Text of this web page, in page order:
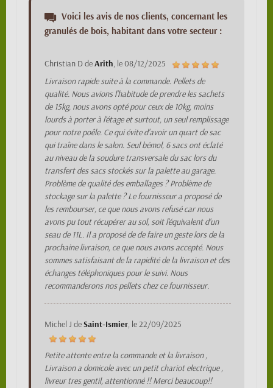
Voici les avis de nos clients, concernant les
granulés de bois, habitant dans votre secteur :
Christian DdeArith, le08/12/2025
Livraison rapide suite à la commande. Pellets de
qualité. Nous avions l'habitude de prendre les sachets
de 15kg, nous avons opté pour ceux de 10kg, moins
lourds à porter à l'étage et surtout, un seul remplissage
pour notre poêle. Ce qui évite d'avoir un quart de sac
qui traîne dans le salon. Seul bémol, 6 sacs ont éclaté
au niveau de la soudure transversale du sac lors du
transfert des sacs stockés sur la palette au garage.
Problème de qualité des emballages ? Problème de
stockage sur la palette ? Le fournisseur a proposé de
les rembourser, ce que nous avons refusé car nous
avons pu tout récupérer au sol, soit l'équivalent d'un
seau de 11L. Il a proposé de de faire un geste lors de la
prochaine livraison, ce que nous avons accepté. Nous
sommes satisfaisant de la rapidité de la livraison et des
échanges téléphoniques pour le suivi. Nous
recommanderons nos pellets chez ce fournisseur.
Michel J deSaint-Ismier, le22/09/2025
Petite attente entre la commande et la livraison ,
Livraison a domicole avec un petit chariot electrique ,
livreur tres gentil, attentionné !! Merci beaucoup!!